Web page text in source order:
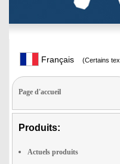
Français (Certains
Page d'accueil
Produits:
Actuels produits